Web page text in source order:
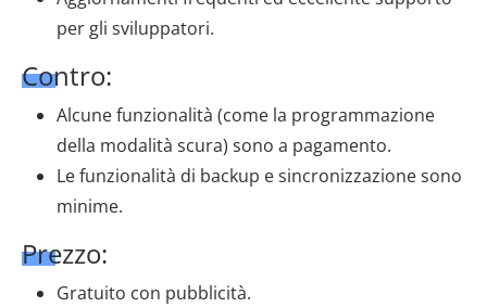
per gli sviluppatori.
Contro:
Alcune funzionalità (come la programmazione
della modalità scura) sono a pagamento.
Le funzionalità di backup e sincronizzazione sono
minime.
Prezzo:
Gratuito con pubblicità.